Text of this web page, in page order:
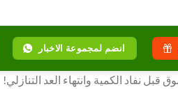
انضم لمجموعة الاخبار